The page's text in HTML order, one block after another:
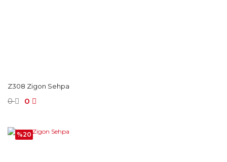
Z308 Zigon Sehpa
0 0
%20